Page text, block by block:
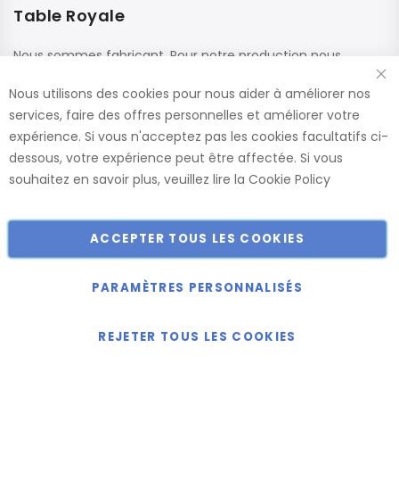
Table Royale
Nous sommes fabricant. Pour notre production nous
renommés. Ces panneaux sont confectionnés dans nos
usines, ce qui nous permet de vous offrir le plus large choix
de dimensions et de finitions.
Catalogue
Tous droits réservés.
Nous utilisons des cookies pour nous aider à améliorer nos
services, faire des offres personnelles et améliorer votre
expérience. Si vous n'acceptez pas les cookies facultatifs ci-
dessous, votre expérience peut être affectée. Si vous
souhaitez en savoir plus, veuillez lire la Cookie Policy
ACCEPTER TOUS LES COOKIES
PARAMÈTRES PERSONNALISÉS
REJETER TOUS LES COOKIES